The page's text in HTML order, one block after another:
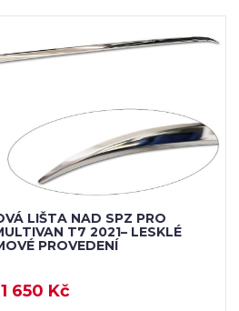
LIŠTA NAD SPZ PRO
T7 2021– LESKLÉ
PROVEDENÍ
1 650 Kč